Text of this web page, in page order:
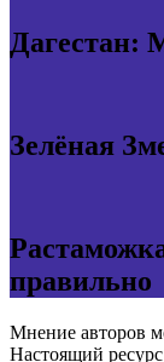
Дагестан:
Зелёная
правильно
Мнение авторов
Настоящий